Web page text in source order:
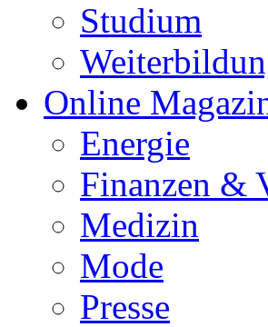
Studium
Online
Energie
Finanzen &
Medizin
Mode
Presse